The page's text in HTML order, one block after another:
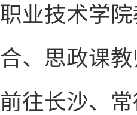
职业技术学
合、思政课
前往长沙、